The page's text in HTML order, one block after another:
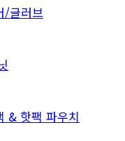
/글러브
& 핫팩 파우치